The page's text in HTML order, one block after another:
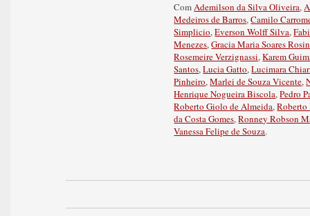
ComAdemilson da Silva Oliveira,
Medeiros de Barros,Camilo
Simplicio,Everson Wolff Silva,
Menezes,Gracia Maria Soares
Rosemeire Verzignassi,Karem
Santos,Lucia Gatto,Lucimara
Pinheiro,Marlei de Souza Vicente,
Henrique Nogueira Biscola,Pedro
Roberto Giolo de Almeida,
da Costa Gomes,Ronney Robson
Vanessa Felipe de Souza.